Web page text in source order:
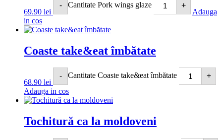
69.90 lei
- Cantitate Pork wings glaze +
Adauga
in cos
Coaste take&eat îmbătate
68.90 lei
- Cantitate Coaste take&eat îmbătate
+
Adauga in cos
Tochitură ca la moldoveni